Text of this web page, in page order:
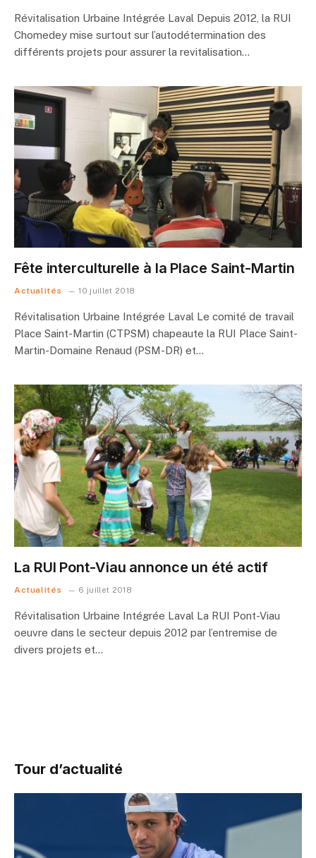
Révitalisation Urbaine Intégrée Laval Depuis 2012, la RUI
Chomedey mise surtout sur l’autodétermination des
différents projets pour assurer la revitalisation…
Fête interculturelle à la Place Saint-Martin
Actualités 10 juillet 2018
Révitalisation Urbaine Intégrée Laval Le comité de travail
Place Saint-Martin (CTPSM) chapeaute la RUI Place Saint-
Martin-Domaine Renaud (PSM-DR) et…
La RUI Pont-Viau annonce un été actif
Actualités 6 juillet 2018
Révitalisation Urbaine Intégrée Laval La RUI Pont-Viau
oeuvre dans le secteur depuis 2012 par l’entremise de
divers projets et…
Tour d’actualité